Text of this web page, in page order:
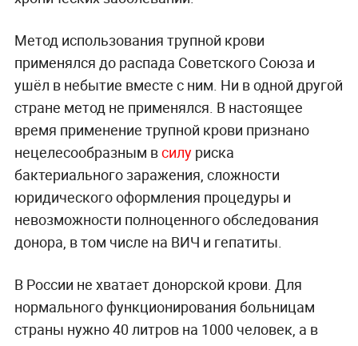
Метод использования трупной крови
применялся до распада Советского Союза и
ушёл в небытие вместе с ним. Ни в одной другой
стране метод не применялся. В настоящее
время применение трупной крови признано
нецелесообразным всилуриска
бактериального заражения, сложности
юридического оформления процедуры и
невозможности полноценного обследования
донора, в том числе на ВИЧ и гепатиты.
В России не хватает донорской крови. Для
нормального функционирования больницам
страны нужно 40 литров на 1000 человек, а в